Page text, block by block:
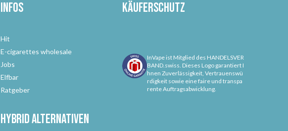
Infos
Hit
E-cigarettes wholesale
Jobs
Elfbar
Ratgeber
Hybrid Alternativen
Käuferschutz
InVape ist Mitglied des HANDELSVER
BAND.swiss. Dieses Logo garantiert I
hnen Zuverlässigkeit, Vertrauenswü
rdigkeit sowie eine faire und transpa
rente Auftragsabwicklung.